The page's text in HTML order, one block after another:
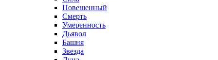
Повешенный
Смерть
Умеренность
Дьявол
Башня
Звезда